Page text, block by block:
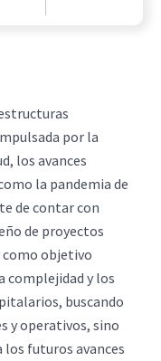
por la
los avances
la pandemia de
de contar con
de proyectos
objetivo
complejidad y los
buscando
y operativos, sino
futuros avances